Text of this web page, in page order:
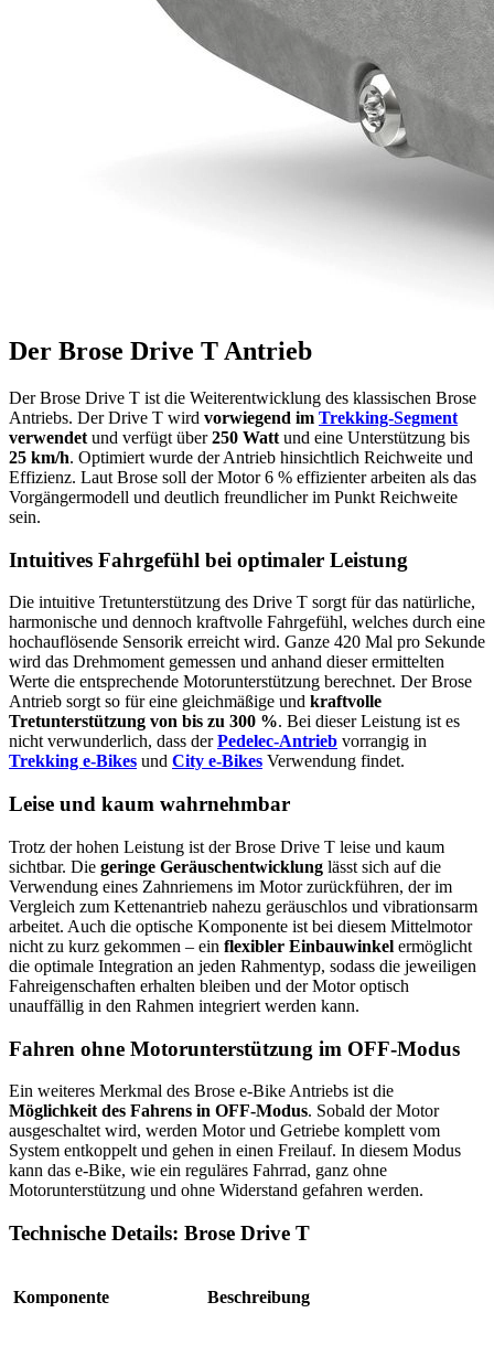
Der Brose Drive T Antrieb
Der Brose Drive T ist die Weiterentwicklung des klassischen Brose
Antriebs. Der Drive T wird vorwiegend im Trekking-Segment
verwendet und verfügt über250 Watt und eine Unterstützung bis
25 km/h. Optimiert wurde der Antrieb hinsichtlich Reichweite und
Effizienz. Laut Brose soll der Motor 6 % effizienter arbeiten als das
Vorgängermodell und deutlich freundlicher im Punkt Reichweite
sein.
Intuitives Fahrgefühl bei optimaler Leistung
Die intuitive Tretunterstützung des Drive T sorgt für das natürliche,
harmonische und dennoch kraftvolle Fahrgefühl, welches durch eine
hochauflösende Sensorik erreicht wird. Ganze 420 Mal pro Sekunde
wird das Drehmoment gemessen und anhand dieser ermittelten
Werte die entsprechende Motorunterstützung berechnet. Der Brose
Antrieb sorgt so für eine gleichmäßige und kraftvolle
Tretunterstützung von bis zu 300 %. Bei dieser Leistung ist es
nicht verwunderlich, dass derPedelec-Antrieb vorrangig in
Trekking e-Bikes und City e-Bikes Verwendung findet.
Leise und kaum wahrnehmbar
Trotz der hohen Leistung ist der Brose Drive T leise und kaum
sichtbar. Die geringe Geräuschentwicklung lässt sich auf die
Verwendung eines Zahnriemens im Motor zurückführen, der im
Vergleich zum Kettenantrieb nahezu geräuschlos und vibrationsarm
arbeitet. Auch die optische Komponente ist bei diesem Mittelmotor
nicht zu kurz gekommen – ein flexibler Einbauwinkel ermöglicht
die optimale Integration an jeden Rahmentyp, sodass die jeweiligen
Fahreigenschaften erhalten bleiben und der Motor optisch
unauffällig in den Rahmen integriert werden kann.
Fahren ohne Motorunterstützung im OFF-Modus
Ein weiteres Merkmal des Brose e-Bike Antriebs ist die
Möglichkeit des Fahrens in OFF-Modus. Sobald der Motor
ausgeschaltet wird, werden Motor und Getriebe komplett vom
System entkoppelt und gehen in einen Freilauf. In diesem Modus
kann das e-Bike, wie ein reguläres Fahrrad, ganz ohne
Motorunterstützung und ohne Widerstand gefahren werden.
Technische Details: Brose Drive T
Komponente Beschreibung